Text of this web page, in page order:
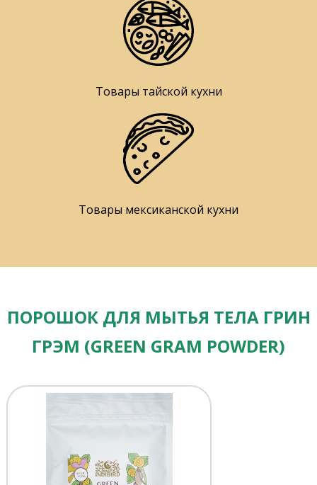
Товары тайской кухни
Товары мексиканской кухни
ПОРОШОК ДЛЯ МЫТЬЯ ТЕЛА ГРИН
ГРЭМ (GREEN GRAM POWDER)